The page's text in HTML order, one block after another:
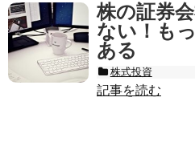
株の証券
ない！も
ある
株式投資
記事を読む